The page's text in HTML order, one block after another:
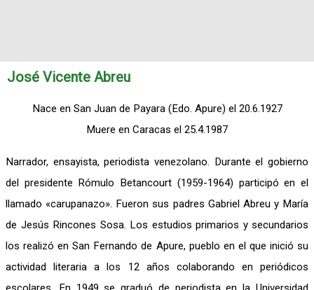
José Vicente Abreu
Nace en San Juan de Payara (Edo. Apure) el 20.6.1927
Muere en Caracas el 25.4.1987
Narrador, ensayista, periodista venezolano. Durante el gobierno
del presidente Rómulo Betancourt (1959-1964) participó en el
llamado «carupanazo». Fueron sus padres Gabriel Abreu y María
de Jesús Rincones Sosa. Los estudios primarios y secundarios
los realizó en San Fernando de Apure, pueblo en el que inició su
actividad literaria a los 12 años colaborando en periódicos